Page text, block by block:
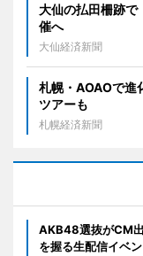
大仙の払田柵跡
催へ
大仙経済新聞
札幌・AOAOで
ツアーも
札幌経済新聞
AKB48選抜がCM
を握る生配信イベ